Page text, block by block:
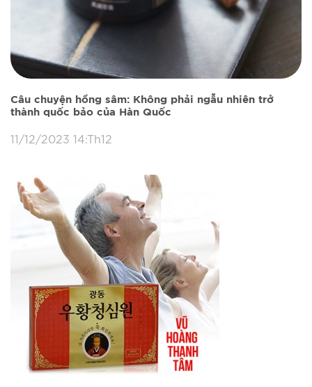
Câu chuyện hồng sâm: Không phải ngẫu nhiên trở
thành quốc bảo của Hàn Quốc
11/12/2023 14:Th12